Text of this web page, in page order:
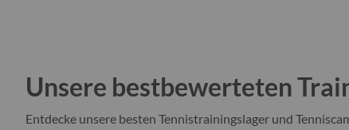
Unsere bestbewerteten
Entdecke unsere besten Tennistrainingslager und